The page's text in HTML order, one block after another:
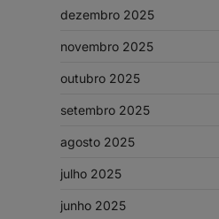
dezembro 2025
novembro 2025
outubro 2025
setembro 2025
agosto 2025
julho 2025
junho 2025